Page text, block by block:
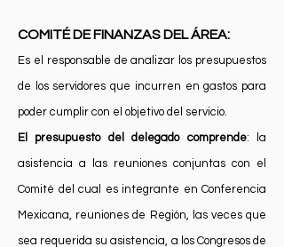
COMITÉ DE FINANZAS DEL ÁREA:
Es el responsable de analizar los presupuestos
de los servidores que incurren en gastos para
poder cumplir con el objetivo del servicio.
El presupuesto del delegado comprende: la
asistencia a las reuniones conjuntas con el
Comité del cual es integrante en Conferencia
Mexicana, reuniones de Región, las veces que
sea requerida su asistencia, a los Congresos de